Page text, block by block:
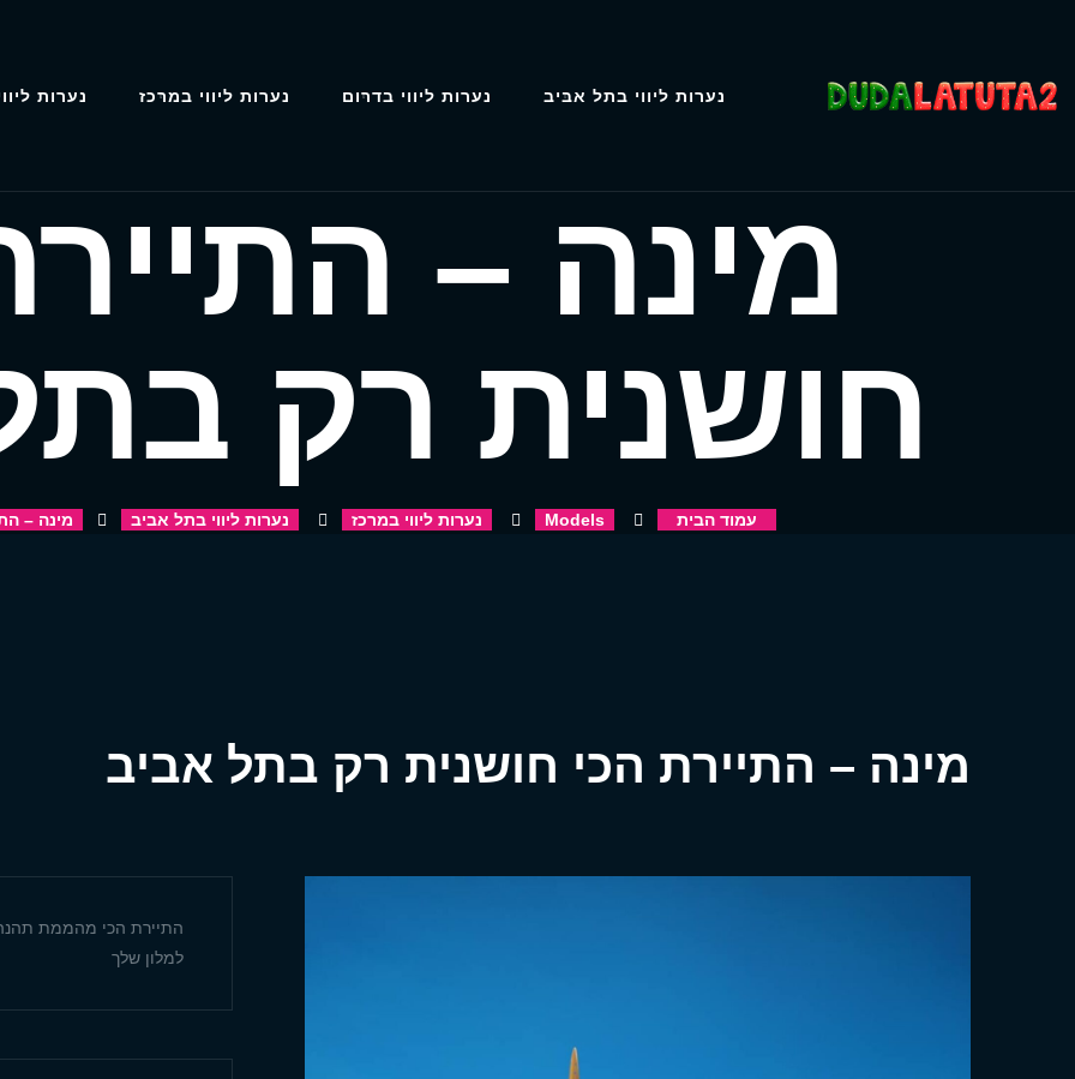
נערות ליווי בתל אביב נערות ליווי בדרום נערות ליווי במרכז נערות
מינה –
חושנית רק
עמוד הבית Models נערות ליווי במרכז נערות ליווי בתל אביב מינה –
מינה – התיירת הכי חושנית רק בתל אביב
התיירת הכי מהממת
למלון שלך